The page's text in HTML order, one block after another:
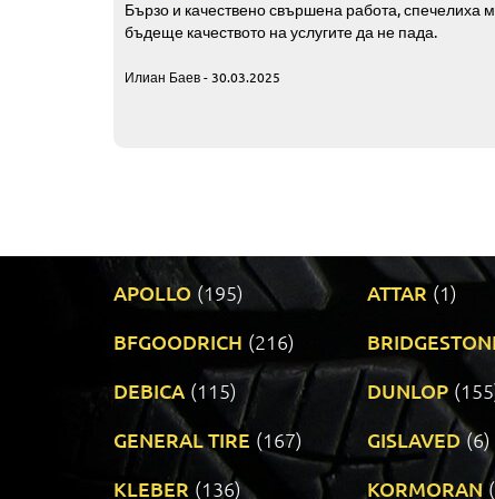
Бързо и качествено свършена работа, спечелиха
бъдеще качеството на услугите да не пада.
Илиан Баев - 30.03.2025
APOLLO (195) ATTAR (1)
BFGOODRICH (216)
DEBICA (115) DUNLOP
GENERAL TIRE (167) GISLAVED (6)
KLEBER (136) KORMORAN